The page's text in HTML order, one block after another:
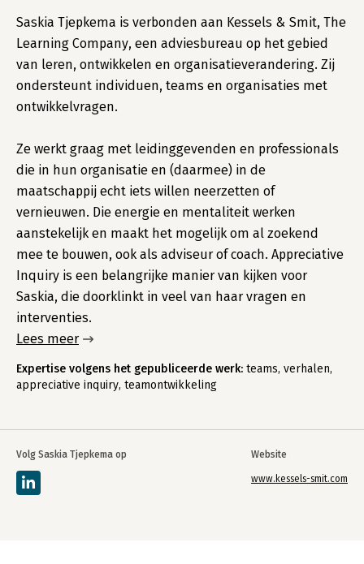
Volg Saskia Tjepkema op Website
www.kessels-smit.com
Saskia Tjepkema is verbonden aan Kessels & Smit, The
Learning Company, een adviesbureau op het gebied
van leren, ontwikkelen en organisatieverandering. Zij
ondersteunt individuen, teams en organisaties met
ontwikkelvragen.
Ze werkt graag met leidinggevenden en professionals
die in hun organisatie en (daarmee) in de
maatschappij echt iets willen neerzetten of
vernieuwen. Die energie en mentaliteit werken
aanstekelijk en maakt het mogelijk om al zoekend
mee te bouwen, ook als adviseur of coach. Appreciative
Inquiry is een belangrijke manier van kijken voor
Saskia, die doorklinkt in veel van haar vragen en
interventies.
Lees meer
Expertise volgens het gepubliceerde werk: teams, verhalen,
appreciative inquiry, teamontwikkeling